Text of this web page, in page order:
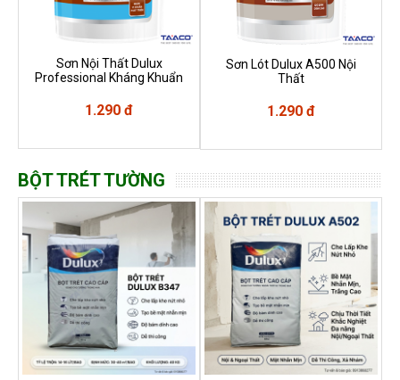
Sơn Nội Thất Dulux
Professional Kháng Khuẩn
1.290 đ
Sơn Lót Dulux A500 Nội
Thất
1.290 đ
BỘT TRÉT TƯỜNG